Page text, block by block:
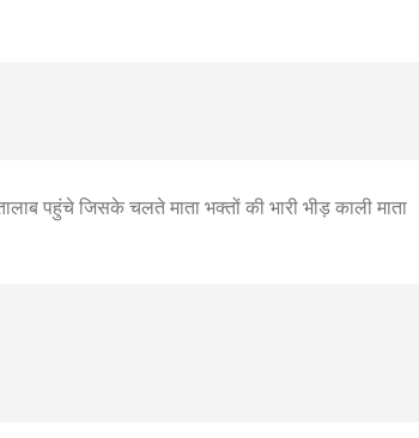
पहुंचे जिसके चलते माता भक्तों की भारी भीड़ काली माता